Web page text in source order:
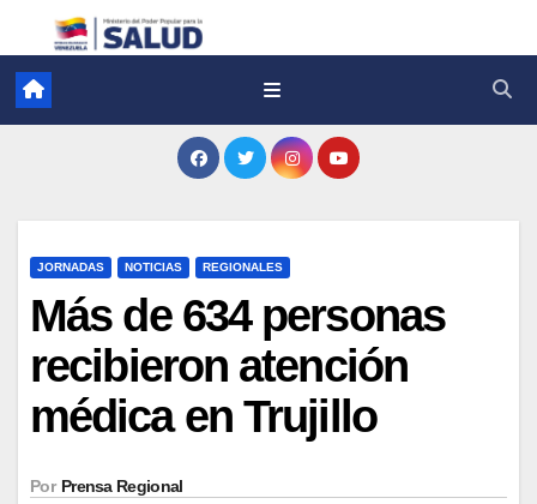
JORNADAS NOTICIAS REGIONALES
Más de 634 personas
recibieron atención
médica en Trujillo
Por Prensa Regional